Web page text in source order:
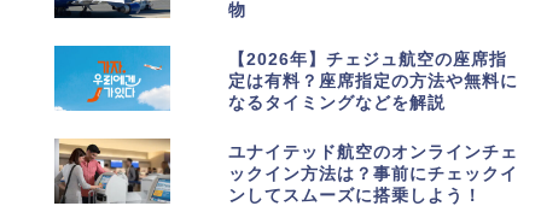
物
【2026年】チェジュ航空の座席指
定は有料？座席指定の方法や無料に
なるタイミングなどを解説
ユナイテッド航空のオンラインチェ
ックイン方法は？事前にチェックイ
ンしてスムーズに搭乗しよう！